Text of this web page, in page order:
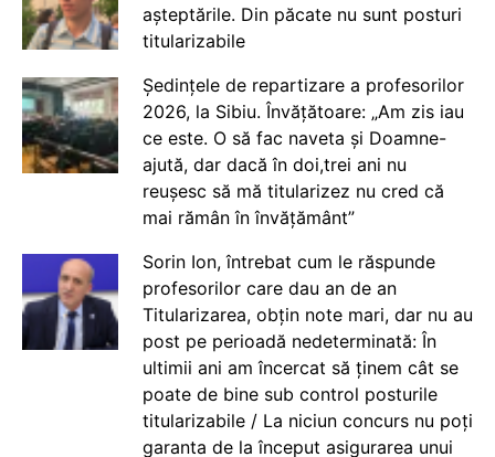
așteptările. Din păcate nu sunt posturi
titularizabile
Ședințele de repartizare a profesorilor
2026, la Sibiu. Învățătoare: „Am zis iau
ce este. O să fac naveta și Doamne-
ajută, dar dacă în doi,trei ani nu
reușesc să mă titularizez nu cred că
mai rămân în învățământ”
Sorin Ion, întrebat cum le răspunde
profesorilor care dau an de an
Titularizarea, obțin note mari, dar nu au
post pe perioadă nedeterminată: În
ultimii ani am încercat să ținem cât se
poate de bine sub control posturile
titularizabile / La niciun concurs nu poți
garanta de la început asigurarea unui